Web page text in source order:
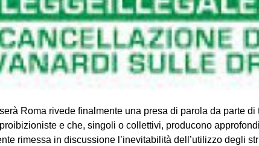
Roma rivede finalmente una presa di parola da parte
e che, singoli o collettivi, producono
rimessa in discussione l’inevitabilità dell’utilizzo degli